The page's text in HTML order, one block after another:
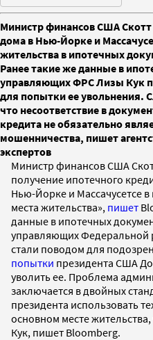
Министр финансов США Скотт
дома в Нью-Йорке и
жительства в ипотечных
Ранее такие же данные в
управляющих ФРС Лизы Кук
для попытки ее увольнения.
что несоответствие в
кредита не обязательно
мошенничества, пишет
экспертов
Министр финансов США
получение ипотечного
Нью-Йорке и Массачусетсе в
места жительства», пишет
данные в ипотечных
управляющих Федеральной
стали поводом для
попытки президента США
уволить ее. Проблема
заключается в двойных
президента использовать
основном месте
Кук, пишет Bloomberg.